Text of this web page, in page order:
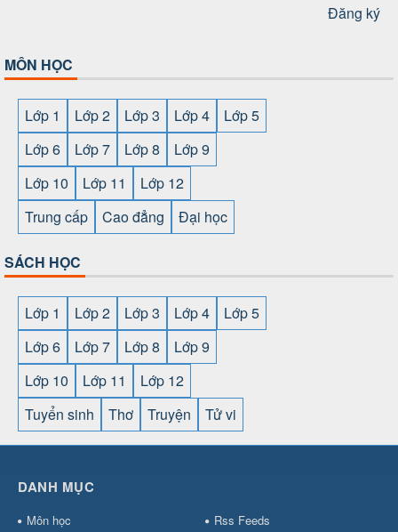
Đăng ký
MÔN HỌC
Lớp 1 Lớp 2 Lớp 3 Lớp 4
Lớp 5
Lớp 6
Lớp 7 Lớp 8
Lớp 9
Lớp 10
Lớp 11
Lớp 12
Trung cấp
Cao đẳng Đại học
SÁCH HỌC
Lớp 1 Lớp 2 Lớp 3 Lớp 4
Lớp 5
Lớp 6
Lớp 7 Lớp 8
Lớp 9
Lớp 10
Lớp 11
Lớp 12
Tuyển sinh
Thơ Truyện Tử vi
cái OPEN88⇔
⇔https://gameb52a.club/ https://taixiuonl.com/
DANH MỤC
Môn học Rss Feeds